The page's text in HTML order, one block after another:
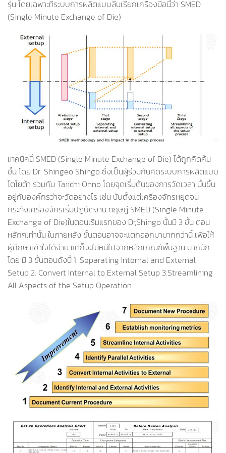
รุ่น โดยเฉพาะที่ระบบการผลิตแบบลีนเรียกเครื่องมือนี้ว่า SMED
(Single Minute Exchange of Die)
เทคนิคนี้ SMED (Single Minute Exchange of Die) ได้ถูกคิดค้น
ขึ้น โดย Dr. Shingeo Shingo ซึ่งเป็นผู้ร่วมกันคิดระบบการผลิตแบบ
โตโยต้า ร่วมกับ Taiichi Ohno โดยจุดเริ่มต้นของการวัดเวลา นั้นขึ้น
อยู่กับองค์กรว่าจะวัดอย่างไร เช่น นับตั้งแต่เครื่องจักรหยุดจน
กระทั่งเครื่องจักรเริ่มปฏิบัติงาน ทฤษฏี SMED (Single Minute
Exchange of Die)ในตอนเริ่มแรกของ Dr,Shingo นั้นมี 3 ขั้น ตอน
หลักๆเท่านั้น ในภายหลัง ขั้นตอนอาจจะแตกออกมามากกว่านี้ เพื่อให้
ผู้ศึกษาเข้าใจได้ง่าย แต่ก็จะไม่หนีไปจากหลักเกณฑ์พื้นฐาน มากนัก
โดย มี 3 ขั้นตอนดังนี้ 1. Separating Internal and External
Setup 2. Convert Internal to External Setup 3.Streamlining
All Aspects of the Setup Operation